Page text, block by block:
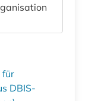
für
DBIS-